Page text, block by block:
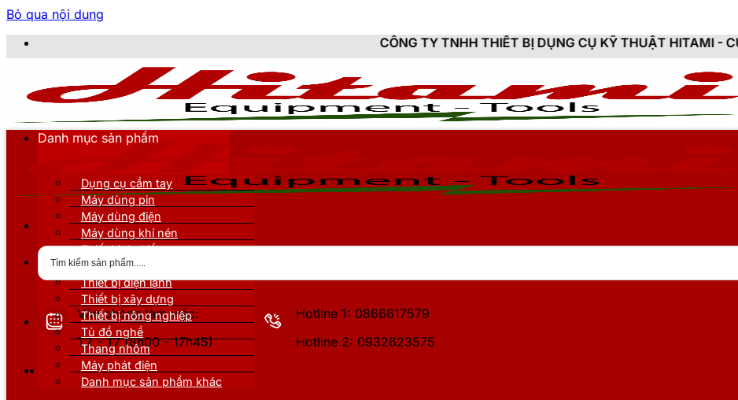
Bỏ qua nội dung
CÔNG TY TNHH THIẾT BỊ DỤNG CỤ KỸ THUẬT HITAMI - CUNG CẤP
Văn phòng làm việc:
T2 - T7 (8h00 - 17h45)
Hotline 1: 0866617579
Hotline 2: 0932623575
Danh mục sản phẩm
Dụng cụ cầm tay
Máy dùng pin
Máy dùng điện
Máy dùng khí nén
Thiết bị đo kiểm
Thiết bị nâng đỡ
Thiết bị điện lạnh
Thiết bị xây dựng
Thiết bị nông nghiệp
Tủ đồ nghề
Thang nhôm
Máy phát điện
Danh mục sản phẩm khác